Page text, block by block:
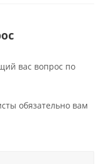
вас вопрос по
обязательно вам